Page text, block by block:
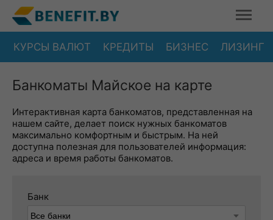
КУРСЫ ВАЛЮТ КРЕДИТЫ БИЗНЕС ЛИЗИНГ
Банкоматы Майское на карте
Интерактивная карта банкоматов, представленная на
нашем сайте, делает поиск нужных банкоматов
максимально комфортным и быстрым. На ней
доступна полезная для пользователей информация:
адреса и время работы банкоматов.
Банк